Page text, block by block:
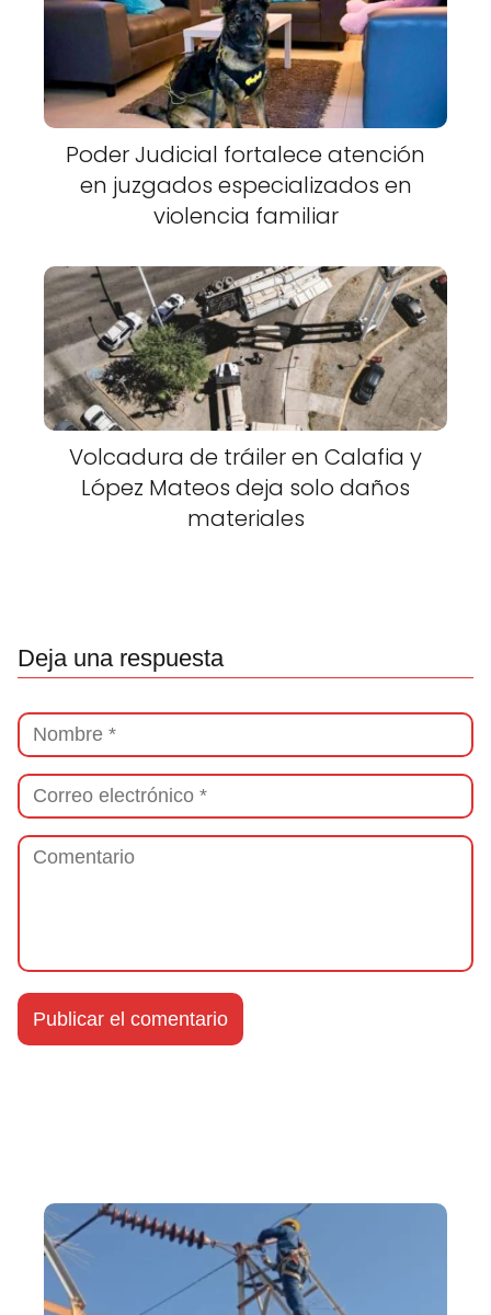
Poder Judicial fortalece atención
en juzgados especializados en
violencia familiar
Volcadura de tráiler en Calafia y
López Mateos deja solo daños
materiales
Deja una respuesta